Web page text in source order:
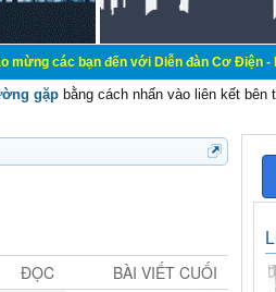
bạn đến với Diễn đàn Cơ Điện - Diễn
gặp bằng cách nhấn vào liên kết bên
ĐỌC BÀI VIẾT CUỐI